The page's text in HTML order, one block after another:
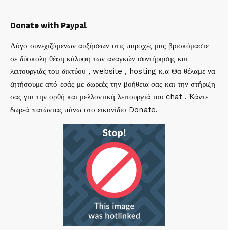
Donate with Paypal
Λόγο συνεχιζόμενων αυξήσεων στις παροχές μας βρισκόμαστε
σε δύσκολη θέση κάλυψη των αναγκών συντήρησης και
λειτουργιάς του δικτύου , website , hosting κ.α Θα θέλαμε να
ζητήσουμε από εσάς με δωρεές την βοήθεια σας και την στήριξη
σας για την ορθή και μελλοντική λειτουργιά του chat . Κάντε
δωρεά πατώντας πάνω στο εικονίδιο Donate.